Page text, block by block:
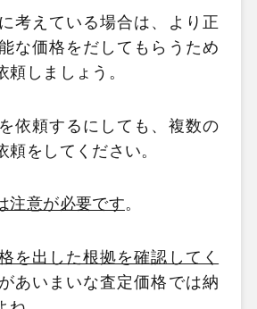
考えている場合は、より正
な価格をだしてもらうため
頼しましょう。
依頼するにしても、複数の
頼をしてください。
注意が必要です。
を出した根拠を確認してく
あいまいな査定価格では納